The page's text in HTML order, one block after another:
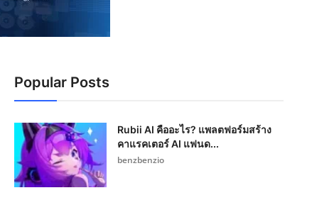
Popular Posts
Rubii AI คืออะไร? แพลตฟอร์มสร้าง
คาแรคเตอร์ AI แฟนด...
benzbenzio